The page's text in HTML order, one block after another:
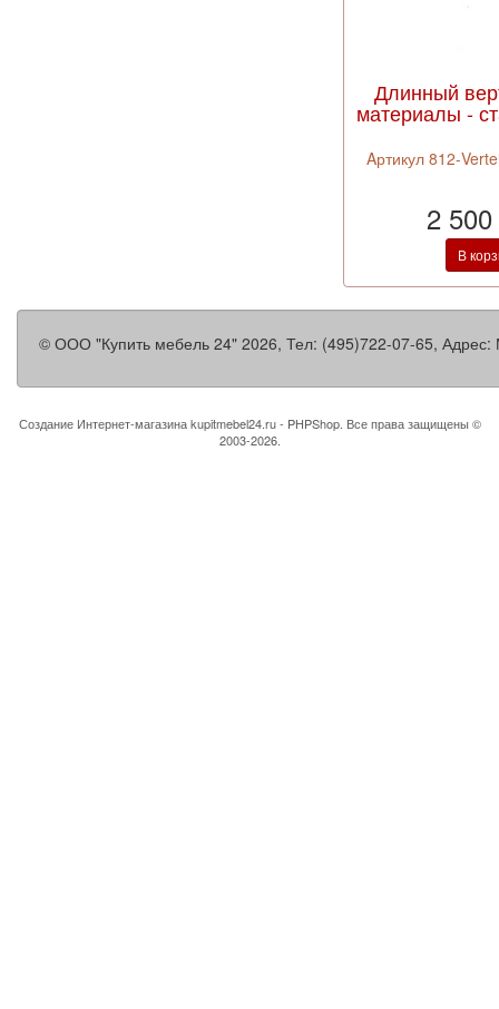
Длинный
материалы -
Aртикул 812-
2
В
© ООО "Купить мебель 24" 2026, Тел: (495)722-07-65, Адрес:
Создание Интернет-магазинаkupitmebel24.ru - PHPShop. Все права защищены ©
2003-2026.